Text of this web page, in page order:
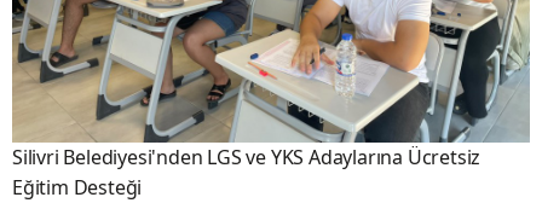
Silivri Belediyesi'nden LGS ve YKS Adaylarına Ücretsiz
Eğitim Desteği